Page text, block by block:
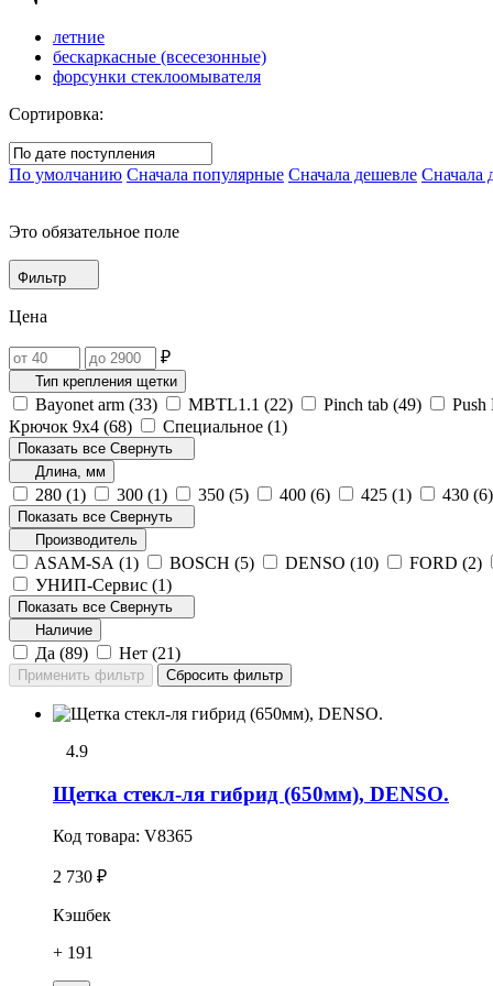
летние
бескаркасные (всесезонные)
форсунки стеклоомывателя
Сортировка:
По умолчанию Сначала популярные Сначала дешевле Сначала
Это обязательное поле
Фильтр
Цена
₽
Тип крепления щетки
Bayonet arm (33) MBTL1.1‎ (22) Pinch tab (49)
Push
Крючок 9х4 (68) Специальное (1)
Показать все Свернуть
Длина, мм
280 (1) 300 (1) 350 (5) 400 (6) 425 (1) 430 (6
Показать все Свернуть
Производитель
ASAM-SA (1) BOSCH (5) DENSO (10) FORD (2)
УНИП-Сервис (1)
Показать все Свернуть
Наличие
Да (89) Нет (21)
4.9
Щетка стекл-ля гибрид (650мм), DENSO.
Код товара: V8365
2 730 ₽
Кэшбек
+ 191